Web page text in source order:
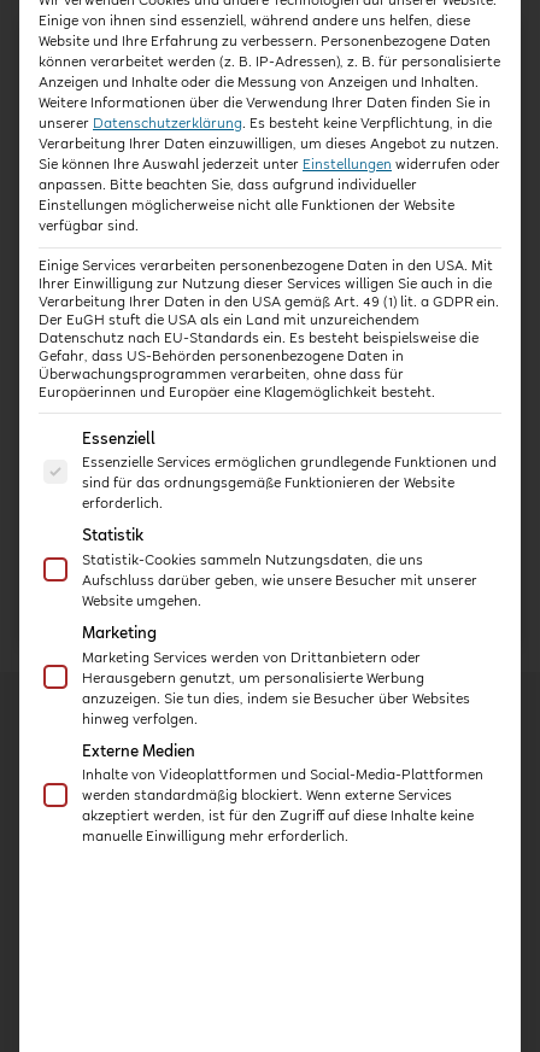
EXPERT:INNEN-INTERVIEW
Gutes Spielzeug – zwischen Förderung,
Fantasie und Funktion – mit Dr. Volker
Mehringer
ZUM KURS
Kurse
Einige von ihnen sind essenziell, während andere uns helfen, diese
Website und Ihre Erfahrung zu verbessern. Personenbezogene Daten
können verarbeitet werden (z. B. IP-Adressen), z. B. für personalisierte
Anzeigen und Inhalte oder die Messung von Anzeigen und Inhalten.
Weitere Informationen über die Verwendung Ihrer Daten finden Sie in
unserer Datenschutzerklärung. Es besteht keine Verpflichtung, in die
Verarbeitung Ihrer Daten einzuwilligen, um dieses Angebot zu nutzen.
Sie können Ihre Auswahl jederzeit unter Einstellungen widerrufen oder
anpassen. Bitte beachten Sie, dass aufgrund individueller
Einstellungen möglicherweise nicht alle Funktionen der Website
verfügbar sind.
Einige Services verarbeiten personenbezogene Daten in den USA. Mit
Ihrer Einwilligung zur Nutzung dieser Services willigen Sie auch in die
Verarbeitung Ihrer Daten in den USA gemäß Art. 49 (1) lit. a GDPR ein.
Der EuGH stuft die USA als ein Land mit unzureichendem
Datenschutz nach EU-Standards ein. Es besteht beispielsweise die
Gefahr, dass US-Behörden personenbezogene Daten in
Überwachungsprogrammen verarbeiten, ohne dass für
Europäerinnen und Europäer eine Klagemöglichkeit besteht.
Es folgt eine Liste der Service-Gruppen, für die eine
Essenziell
Essenzielle Services ermöglichen grundlegende Funktionen und
sind für das ordnungsgemäße Funktionieren der Website
erforderlich.
Statistik
Statistik-Cookies sammeln Nutzungsdaten, die uns
Aufschluss darüber geben, wie unsere Besucher mit unserer
Website umgehen.
Marketing
Marketing Services werden von Drittanbietern oder
Herausgebern genutzt, um personalisierte Werbung
anzuzeigen. Sie tun dies, indem sie Besucher über Websites
hinweg verfolgen.
Externe Medien
Inhalte von Videoplattformen und Social-Media-Plattformen
werden standardmäßig blockiert. Wenn externe Services
akzeptiert werden, ist für den Zugriff auf diese Inhalte keine
manuelle Einwilligung mehr erforderlich.